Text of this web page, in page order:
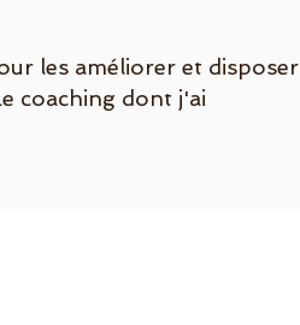
les améliorer et disposer
coaching dont j'ai